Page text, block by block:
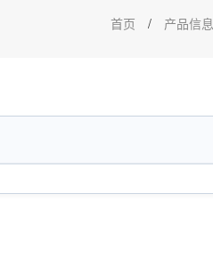
首页 / 产品信息